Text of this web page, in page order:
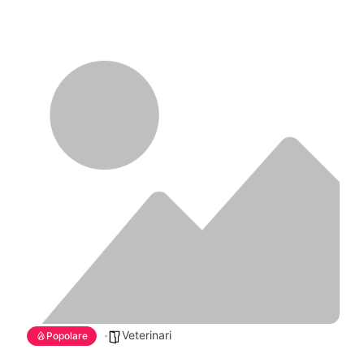
Popolare Veterinari